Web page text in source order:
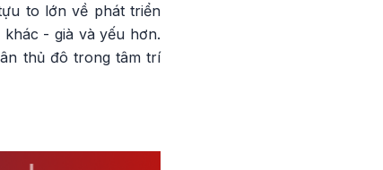
to lớn về phát triển
- già và yếu hơn.
thủ đô trong tâm trí